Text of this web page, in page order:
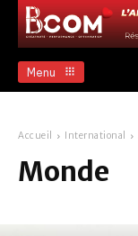
Menu
Accueil International
Monde